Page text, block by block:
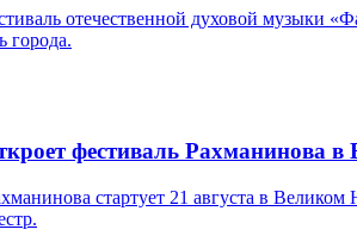
отечественной духовой музыки
города.
фестиваль Рахманинова в
стартует 21 августа в